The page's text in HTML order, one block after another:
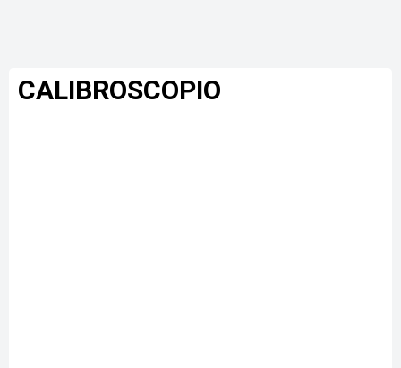
CALIBROSCOPIO